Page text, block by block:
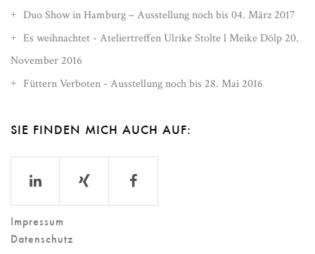
Duo Show in Hamburg – Ausstellung noch bis 04. März 2017
Es weihnachtet - Ateliertreffen Ulrike Stolte l Meike Dölp 20.
November 2016
Füttern Verboten - Ausstellung noch bis 28. Mai 2016
SIE FINDEN MICH AUCH AUF:
Impressum
Datenschutz